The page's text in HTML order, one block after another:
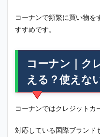
コーナンで頻繁に買い物を
すすめです。
コーナン｜ク
える？使えな
コーナンではクレジットカ
対応している国際ブランド